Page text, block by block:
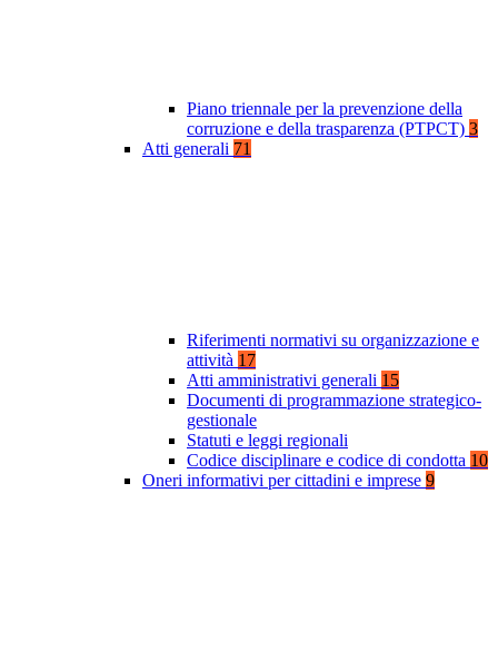
Piano triennale per la prevenzione della
corruzione e della trasparenza (PTPCT) 3
Atti generali 71
Riferimenti normativi su organizzazione e
attività 17
Atti amministrativi generali 15
Documenti di programmazione strategico-
gestionale
Statuti e leggi regionali
Codice disciplinare e codice di condotta 10
Oneri informativi per cittadini e imprese 9